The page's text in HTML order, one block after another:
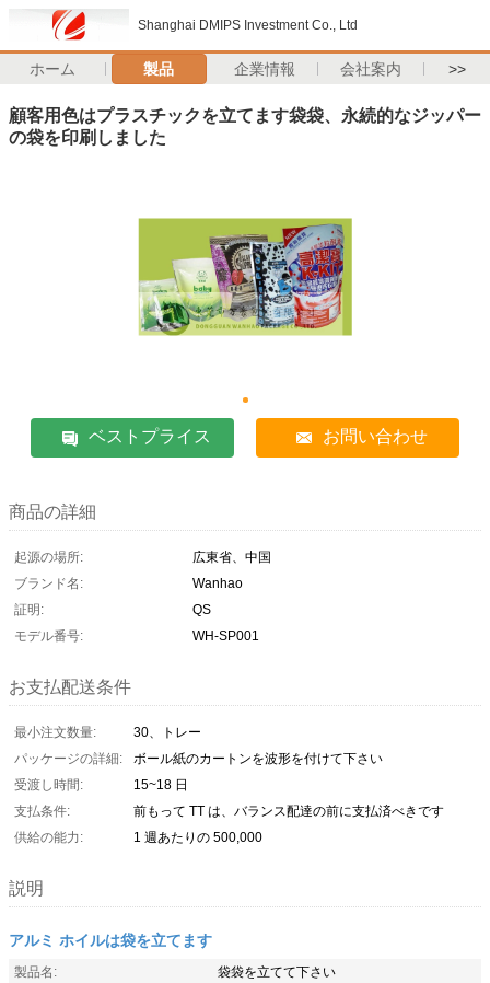
Shanghai DMIPS Investment Co., Ltd
ホーム 製品 企業情報 会社案内 >>
顧客用色はプラスチックを立てます袋袋、永続的なジッパー
の袋を印刷しました
ベストプライス お問い合わせ
商品の詳細
起源の場所:
広東省、中国
ブランド名:
Wanhao
証明:
QS
モデル番号:
WH-SP001
お支払配送条件
最小注文数量:
30、トレー
パッケージの詳細:
ボール紙のカートンを波形を付けて下さい
受渡し時間:
15~18 日
支払条件:
前もって TT は、バランス配達の前に支払済べきです
供給の能力:
1 週あたりの 500,000
説明
アルミ ホイルは袋を立てます
製品名:
袋袋を立てて下さい